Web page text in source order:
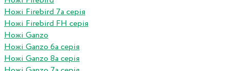
Ножі Firebird 7а серія
Ножі Firebird FH серія
Ножі Ganzo
Ножі Ganzo 6а серія
Ножі Ganzo 8а серія